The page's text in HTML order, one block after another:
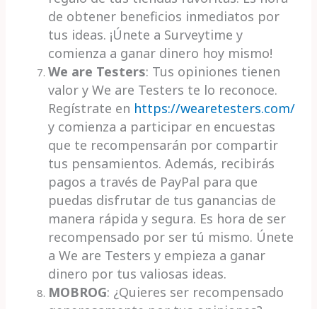
de obtener beneficios inmediatos por
tus ideas. ¡Únete a Surveytime y
comienza a ganar dinero hoy mismo!
We are Testers: Tus opiniones tienen
valor y We are Testers te lo reconoce.
Regístrate en https://wearetesters.com/
y comienza a participar en encuestas
que te recompensarán por compartir
tus pensamientos. Además, recibirás
pagos a través de PayPal para que
puedas disfrutar de tus ganancias de
manera rápida y segura. Es hora de ser
recompensado por ser tú mismo. Únete
a We are Testers y empieza a ganar
dinero por tus valiosas ideas.
MOBROG: ¿Quieres ser recompensado